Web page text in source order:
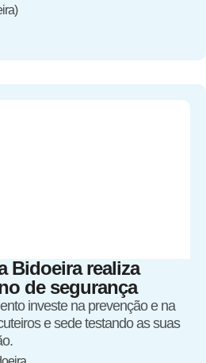
Bidoeira realiza
de segurança
investe na prevenção e na
e sede testando as suas